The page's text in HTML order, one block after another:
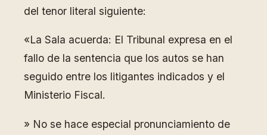
del tenor literal siguiente:
«La Sala acuerda: El Tribunal expresa en el
fallo de la sentencia que los autos se han
seguido entre los litigantes indicados y el
Ministerio Fiscal.
» No se hace especial pronunciamiento de